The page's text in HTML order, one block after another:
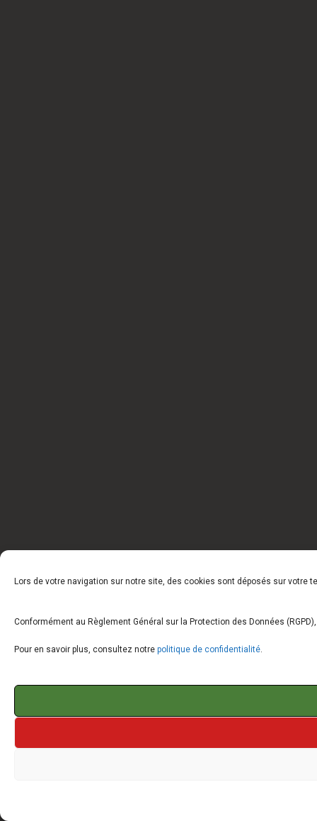
Lors de votre navigation sur notre site, des cookies sont déposés sur votre
Conformément au Règlement Général sur la Protection des Données
Pour en savoir plus, consultez notre politique de confidentialité.